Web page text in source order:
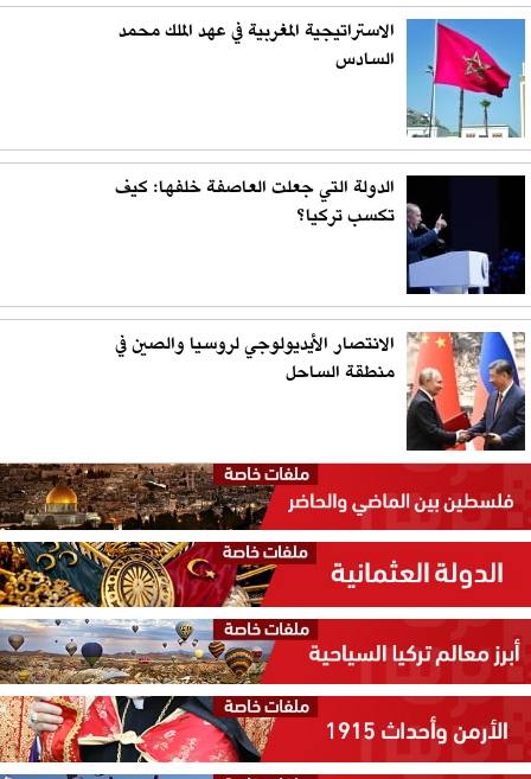
الاستراتيجية المغربية في عهد الملك محمد
السادس
الدولة التي جعلت العاصفة خلفها: كيف
تكسب تركيا؟
الانتصار الأيديولوجي لروسيا والصين في
منطقة الساحل